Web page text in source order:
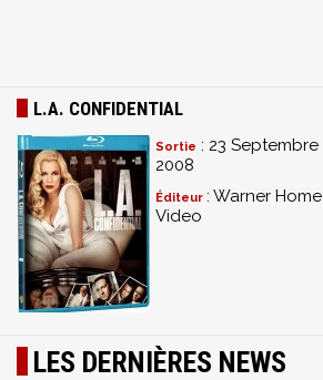
L.A. CONFIDENTIAL
Sortie : 23 Septembre
2008
Éditeur : Warner Home
Video
LES DERNIÈRES NEWS